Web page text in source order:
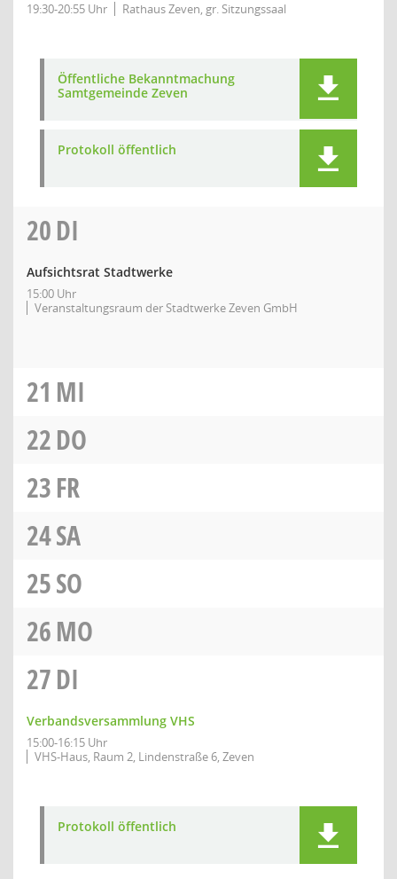
19:30-20:55 Uhr Rathaus Zeven, gr. Sitzungssaal
Öffentliche Bekanntmachung
Samtgemeinde Zeven
Protokoll öffentlich
20DI
Aufsichtsrat Stadtwerke
15:00 Uhr
Veranstaltungsraum der Stadtwerke Zeven GmbH
21 MI
22DO
23FR
24SA
25SO
26MO
27DI
Verbandsversammlung VHS
15:00-16:15 Uhr
VHS-Haus, Raum 2, Lindenstraße 6, Zeven
Protokoll öffentlich